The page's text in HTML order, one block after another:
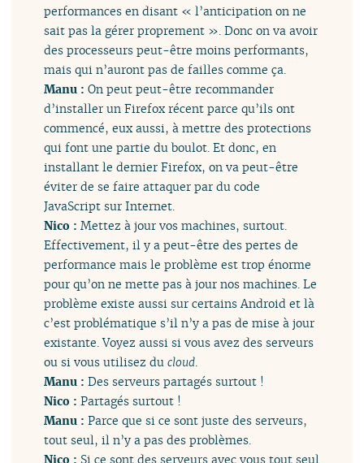
performances en disant « l’anticipation on ne
sait pas la gérer proprement ». Donc on va avoir
des processeurs peut-être moins performants,
mais qui n’auront pas de failles comme ça.
Manu :On peut peut-être recommander
d’installer un Firefox récent parce qu’ils ont
commencé, eux aussi, à mettre des protections
qui font une partie du boulot. Et donc, en
installant le dernier Firefox, on va peut-être
éviter de se faire attaquer par du code
JavaScript sur Internet.
Nico :Mettez à jour vos machines, surtout.
Effectivement, il y a peut-être des pertes de
performance mais le problème est trop énorme
pour qu’on ne mette pas à jour nos machines. Le
problème existe aussi sur certains Android et là
c’est problématique s’il n’y a pas de mise à jour
existante. Voyez aussi si vous avez des serveurs
ou si vous utilisez ducloud.
Manu :Des serveurs partagés surtout !
Nico :Partagés surtout !
Manu :Parce que si ce sont juste des serveurs,
tout seul, il n’y a pas des problèmes.
Nico : Si ce sont des serveurs avec vous tout seul